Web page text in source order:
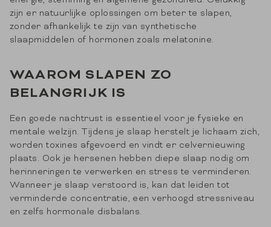
zijn er natuurlijke oplossingen om beter te slapen,
zonder afhankelijk te zijn van synthetische
slaapmiddelen of hormonen zoals melatonine.
WAAROM SLAPEN ZO
BELANGRIJK IS
Een goede nachtrust is essentieel voor je fysieke en
mentale welzijn. Tijdens je slaap herstelt je lichaam zich,
worden toxines afgevoerd en vindt er celvernieuwing
plaats. Ook je hersenen hebben diepe slaap nodig om
herinneringen te verwerken en stress te verminderen.
Wanneer je slaap verstoord is, kan dat leiden tot
verminderde concentratie, een verhoogd stressniveau
en zelfs hormonale disbalans.